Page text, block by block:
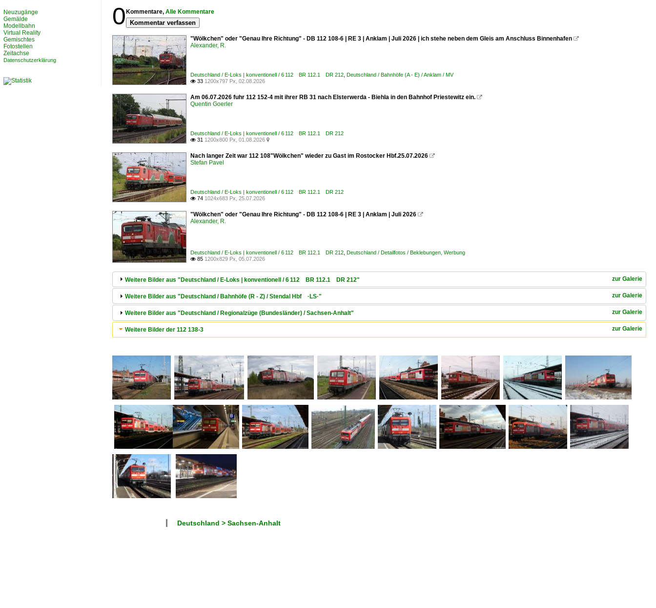
0 Kommentare, Alle Kommentare
Kommentar verfassen
"Wölkchen" oder "Genau Ihre Richtung" - DB 112 108-6 | RE 3 | Anklam | Juli 2026 | ich stehe neben dem Gleis am Anschluss Binnenhafen 
Alexander, R.
Deutschland / E-Loks | konventionell / 6 112 BR 112.1 DR 212 Deutschland / Bahnhöfe (A - E) / Anklam / MV
 33 1200x797 Px, 02.08.2026
Am 06.07.2026 fuhr 112 152-4 mit ihrer RB 31 nach Elsterwerda - Biehla in den Bahnhof Priestewitz ein. 
Quentin Goerler
Deutschland / E-Loks | konventionell / 6 112 BR 112.1 DR 212
 31 1200x800 Px, 01.08.2026 
Nach langer Zeit war 112 108"Wölkchen" wieder zu Gast im Rostocker Hbf.25.07.2026 
Stefan Pavel
Deutschland / E-Loks | konventionell / 6 112 BR 112.1 DR 212
 74 1024x683 Px, 25.07.2026
"Wölkchen" oder "Genau Ihre Richtung" - DB 112 108-6 | RE 3 | Anklam | Juli 2026 
Alexander, R.
Deutschland / E-Loks | konventionell / 6 112 BR 112.1 DR 212 Deutschland / Detailfotos / Beklebungen, Werbung
 85 1200x829 Px, 05.07.2026
zur Galerie
Weitere Bilder aus "Deutschland / E-Loks | konventionell / 6 112 BR 112.1 DR 212"
zur Galerie
Weitere Bilder aus "Deutschland / Bahnhöfe (R - Z) / Stendal Hbf ·LS·"
zur Galerie
Weitere Bilder aus "Deutschland / Regionalzüge (Bundesländer) / Sachsen-Anhalt"
zur Galerie
Weitere Bilder der 112 138-3
Deutschland > Sachsen-Anhalt
Neuzugänge
Gemälde
Modellbahn
Virtual Reality
Gemischtes
Fotostellen
Zeitachse
Datenschutzerklärung